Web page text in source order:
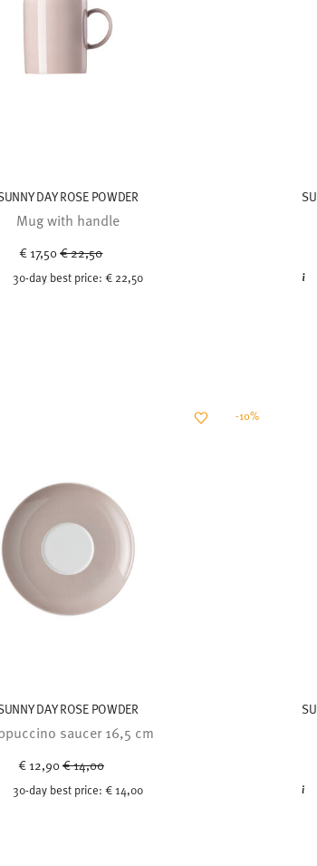
DAY ROSE POWDER
Mug with handle
€ 17,50Price reduced from
€ 22,50
30-day best price:€ 22,50
DAY ROSE POWDER
saucer 16,5 cm
€ 12,90 Price reduced from
€ 14,00
30-day best price:€ 14,00
-10%